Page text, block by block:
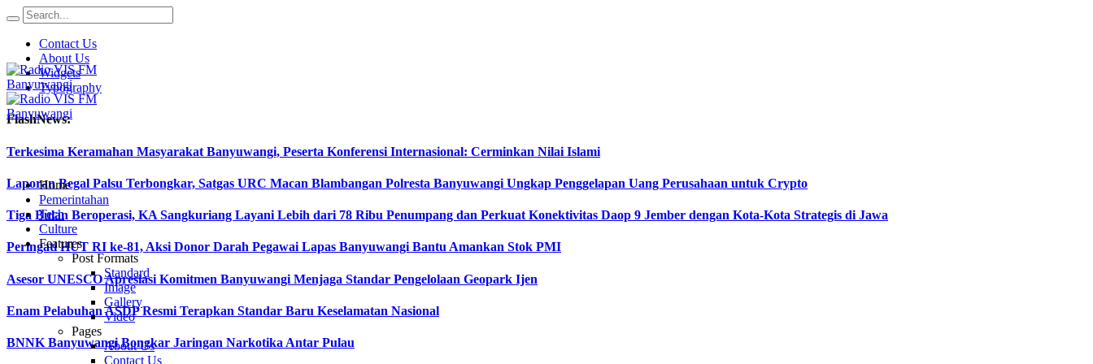
Contact Us
About Us
Widgets
Typography
FlashNews:
Terkesima Keramahan Masyarakat Banyuwangi, Peserta Konferensi Internasional: Cerminkan Nilai Islami
Laporan Begal Palsu Terbongkar, Satgas URC Macan Blambangan Polresta Banyuwangi Ungkap Penggelapan Uang Perusahaan untuk Crypto
Tiga Bulan Beroperasi, KA Sangkuriang Layani Lebih dari 78 Ribu Penumpang dan Perkuat Konektivitas Daop 9 Jember dengan Kota-Kota Strategis di Jawa
Peringati HUT RI ke-81, Aksi Donor Darah Pegawai Lapas Banyuwangi Bantu Amankan Stok PMI
Asesor UNESCO Apresiasi Komitmen Banyuwangi Menjaga Standar Pengelolaan Geopark Ijen
Enam Pelabuhan ASDP Resmi Terapkan Standar Baru Keselamatan Nasional
BNNK Banyuwangi Bongkar Jaringan Narkotika Antar Pulau
Home
Pemerintahan
Tech
Culture
Features
Post Formats
Standard
Image
Gallery
Video
Pages
About Us
Contact Us